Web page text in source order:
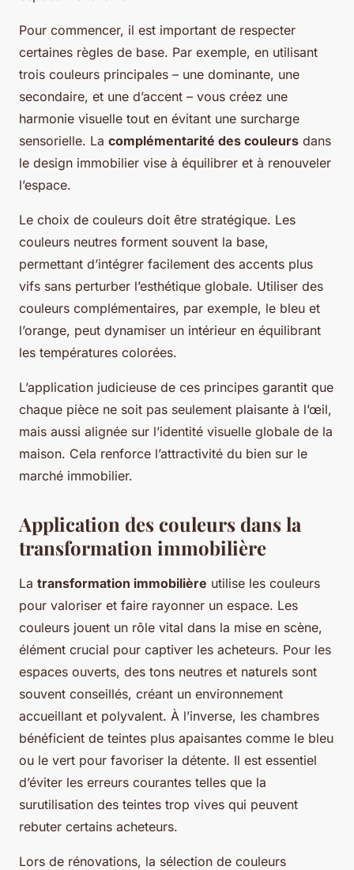
Pour commencer, il est important de respecter
certaines règles de base. Par exemple, en utilisant
trois couleurs principales – une dominante, une
secondaire, et une d’accent – vous créez une
harmonie visuelle tout en évitant une surcharge
sensorielle. La complémentarité des couleurs dans
le design immobilier vise à équilibrer et à renouveler
l’espace.
Le choix de couleurs doit être stratégique. Les
couleurs neutres forment souvent la base,
permettant d’intégrer facilement des accents plus
vifs sans perturber l’esthétique globale. Utiliser des
couleurs complémentaires, par exemple, le bleu et
l’orange, peut dynamiser un intérieur en équilibrant
les températures colorées.
L’application judicieuse de ces principes garantit que
chaque pièce ne soit pas seulement plaisante à l’œil,
mais aussi alignée sur l’identité visuelle globale de la
maison. Cela renforce l’attractivité du bien sur le
marché immobilier.
Application des couleurs dans la
transformation immobilière
La transformation immobilière utilise les couleurs
pour valoriser et faire rayonner un espace. Les
couleurs jouent un rôle vital dans la mise en scène,
élément crucial pour captiver les acheteurs. Pour les
espaces ouverts, des tons neutres et naturels sont
souvent conseillés, créant un environnement
accueillant et polyvalent. À l’inverse, les chambres
bénéficient de teintes plus apaisantes comme le bleu
ou le vert pour favoriser la détente. Il est essentiel
d’éviter les erreurs courantes telles que la
surutilisation des teintes trop vives qui peuvent
rebuter certains acheteurs.
Lors de rénovations, la sélection de couleurs